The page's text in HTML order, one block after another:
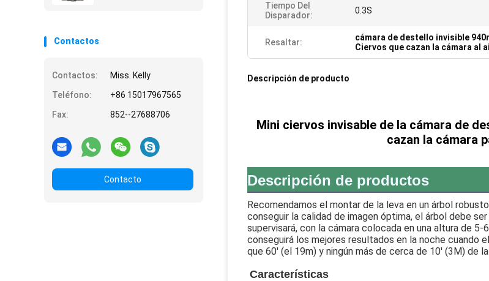
Contactos
Contactos:
Miss. Kelly
Teléfono:
+86 15017967565
Fax:
852--27688706
Contacto
Tiempo Del
Disparador:
0.3S
Resaltar: cámara de destello invisible
Ciervos que cazan la cámara al
Descripción de producto
Mini ciervos invisable de la cámara de
cazan la cámara
Descripción de productos
Recomendamos el montar de la leva en un árbol
conseguir la calidad de imagen óptima, el árbol debe
supervisará, con la cámara colocada en una altura de
conseguirá los mejores resultados en la noche cuando
que 60' (el 19m) y ningún más de cerca de 10' (3M) de
Características